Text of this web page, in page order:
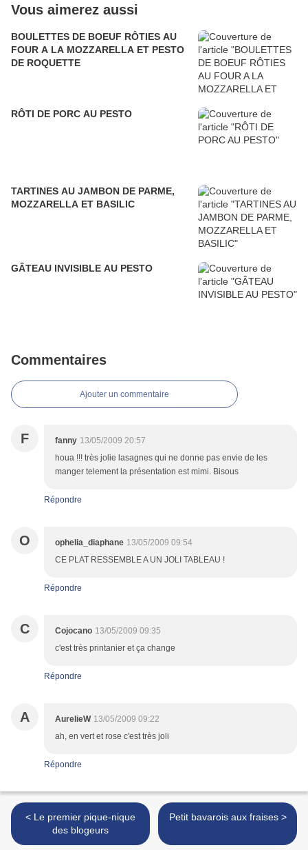
Vous aimerez aussi
BOULETTES DE BOEUF RÔTIES AU
FOUR A LA MOZZARELLA ET PESTO
DE ROQUETTE
RÔTI DE PORC AU PESTO
TARTINES AU JAMBON DE PARME,
MOZZARELLA ET BASILIC
GÂTEAU INVISIBLE AU PESTO
Commentaires
Ajouter un commentaire
F fanny 13/05/2009 20:57
houa !!! très jolie lasagnes qui ne donne pas envie de les
manger telement la présentation est mimi. Bisous
Répondre
O ophelia_diaphane 13/05/2009 09:54
CE PLAT RESSEMBLE A UN JOLI TABLEAU !
Répondre
C Cojocano 13/05/2009 09:35
c'est très printanier et ça change
Répondre
A AurelieW 13/05/2009 09:22
ah, en vert et rose c'est très joli
Répondre
< Le premier pique-nique
des blogeurs
Petit bavarois aux fraises >